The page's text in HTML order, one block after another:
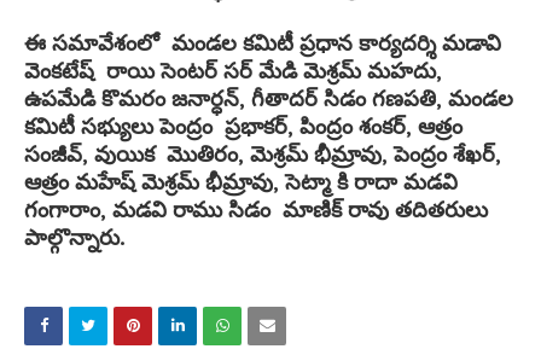
ఈ సమావేశంలో మండల కమిటీ ప్రధాన కార్యదర్శి మడావి
వెంకటేష్ రాయి సెంటర్ సర్ మేడి మెశ్రమ్ మహదు,
ఉపమేడి కొమరం జనార్ధన్, గీతాదర్ సిడం గణపతి, మండల
కమిటీ సభ్యులు పెంద్రం ప్రభాకర్, పింద్రం శంకర్, ఆత్రం
సంజీవ్, వుయిక మొతిరం, మెశ్రమ్ భీమ్రావు, పెంద్రం శేఖర్,
ఆత్రం మహేష్ మెశ్రమ్ భీమ్రావు, సెట్మా కి రాదా మడవి
గంగారాం, మడవి రాము సిడం మాణిక్ రావు తదితరులు
పాల్గొన్నారు.